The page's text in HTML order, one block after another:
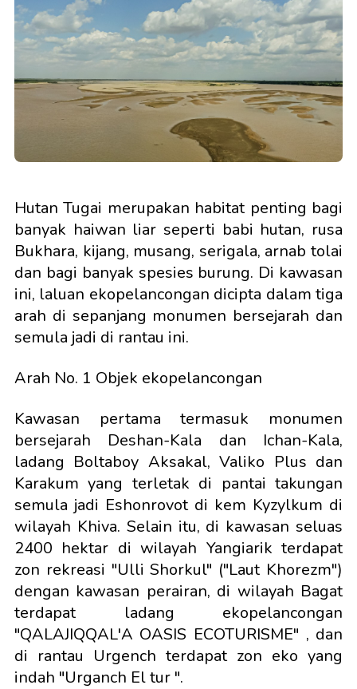
Hutan Tugai merupakan habitat penting bagi
banyak haiwan liar seperti babi hutan, rusa
Bukhara, kijang, musang, serigala, arnab tolai
dan bagi banyak spesies burung. Di kawasan
ini, laluan ekopelancongan dicipta dalam tiga
arah di sepanjang monumen bersejarah dan
semula jadi di rantau ini.
Arah No. 1 Objek ekopelancongan
Kawasan pertama termasuk monumen
bersejarah Deshan-Kala dan Ichan-Kala,
ladang Boltaboy Aksakal, Valiko Plus dan
Karakum yang terletak di pantai takungan
semula jadi Eshonrovot di kem Kyzylkum di
wilayah Khiva. Selain itu, di kawasan seluas
2400 hektar di wilayah Yangiarik terdapat
zon rekreasi "Ulli Shorkul" ("Laut Khorezm")
dengan kawasan perairan, di wilayah Bagat
terdapat ladang ekopelancongan
"QALAJIQQAL'A OASIS ECOTURISME" , dan
di rantau Urgench terdapat zon eko yang
indah "Urganch El tur ".